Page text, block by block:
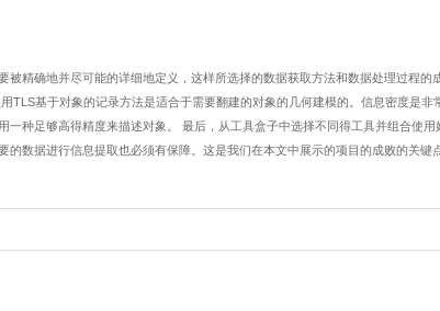
被精确地并尽可能的详细地定义，这样所选择的数据获取方法和数据处理过程
TLS基于对象的记录方法是适合于需要翻建的对象的几何建模的。信息密度是
一种足够高得精度来描述对象。
最后，从工具盒子中选择不同得工具并组合使
数据进行信息提取也必须有保障。这是我们在本文中展示的项目的成败的关键点